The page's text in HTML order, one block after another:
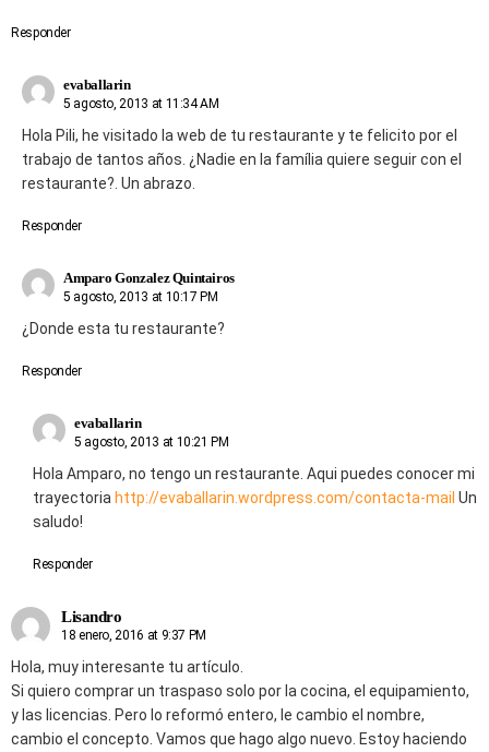
Responder
evaballarin
5 agosto, 2013 at 11:34 AM
Hola Pili, he visitado la web de tu restaurante y te felicito por el
trabajo de tantos años. ¿Nadie en la família quiere seguir con el
restaurante?. Un abrazo.
Responder
Amparo Gonzalez Quintairos
5 agosto, 2013 at 10:17 PM
¿Donde esta tu restaurante?
Responder
evaballarin
5 agosto, 2013 at 10:21 PM
Hola Amparo, no tengo un restaurante. Aqui puedes conocer mi
trayectoria http://evaballarin.wordpress.com/contacta-mail Un
saludo!
Responder
Lisandro
18 enero, 2016 at 9:37 PM
Hola, muy interesante tu artículo.
Si quiero comprar un traspaso solo por la cocina, el equipamiento,
y las licencias. Pero lo reformó entero, le cambio el nombre,
cambio el concepto. Vamos que hago algo nuevo. Estoy haciendo